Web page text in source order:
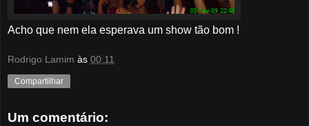
Acho que nem ela esperava um show tão bom !
Rodrigo Lamim às 00:11
Compartilhar
Um comentário: